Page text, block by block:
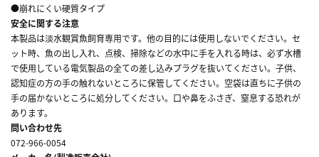
●崩れにくい硬質タイプ
安全に関する注意
本製品は淡水観賞魚飼育専用です。他の目的には使用しないでください。セ
ット時、魚の出し入れ、点検、掃除などの水中に手を入れる時は、必ず水槽
で使用している電気製品の全ての差し込みプラグを抜いてください。子供、
認知症の方の手の触れないところに保管してください。空袋は直ちに子供の
手の届かないところに処分してください。口や鼻をふさぎ、窒息する恐れが
あります。
問い合わせ先
072-966-0054